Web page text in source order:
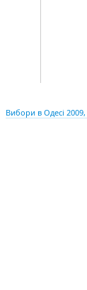
Вибори в Одесі 2009,